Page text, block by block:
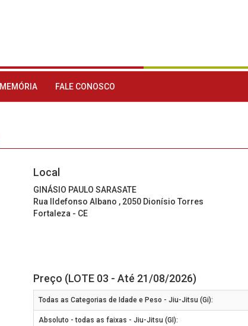
MEMÓRIA FALE CONOSCO
Local
GINÁSIO PAULO SARASATE
Rua Ildefonso Albano , 2050 Dionísio Torres
Fortaleza - CE
Preço (LOTE 03 - Até 21/08/2026)
Todas as Categorias de Idade e Peso - Jiu-Jitsu (Gi):
Absoluto - todas as faixas - Jiu-Jitsu (GI):